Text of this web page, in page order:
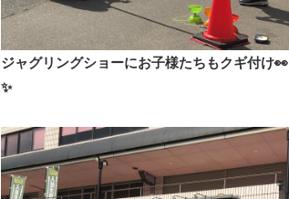
ジャグリングショーにお子様たちもクギ付け👀
✨